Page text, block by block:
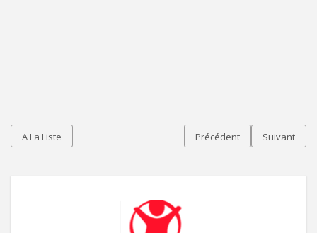
A La Liste Précédent Suivant